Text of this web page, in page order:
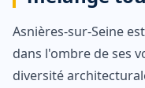
Asnières-sur-Seine
dans l'ombre de ses
diversité